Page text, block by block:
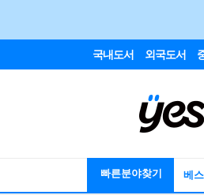
국내도서 외국도서
빠른분야찾기 베